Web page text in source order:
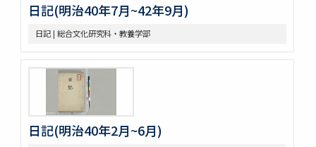
日記(明治40年7月~42年9月)
日記 | 総合文化研究科・教養学部
日記(明治40年2月~6月)